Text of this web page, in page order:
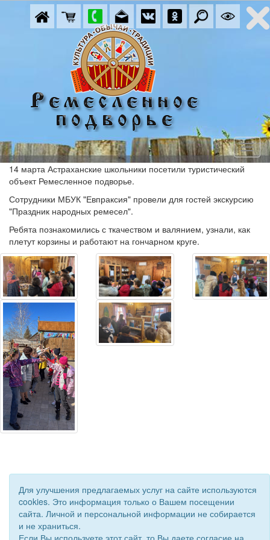
14 марта Астраханские школьники посетили туристический
объект Ремесленное подворье.
Сотрудники МБУК "Евпраксия" провели для гостей экскурсию
"Праздник народных ремесел".
Ребята познакомились с ткачеством и валянием, узнали, как
плетут корзины и работают на гончарном круге.
Для улучшения предлагаемых услуг на сайте используются
cookies. Это информация только о Вашем посещении
сайта. Личной и персональной информации не собирается
и не храниться.
Если Вы используете этот сайт, то Вы даете согласие на